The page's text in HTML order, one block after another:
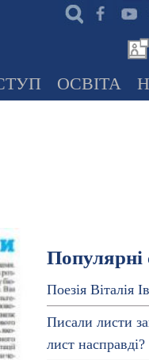
ОСВІТА
Популярні
Поезія Віталія
Писали листи
лист насправді?